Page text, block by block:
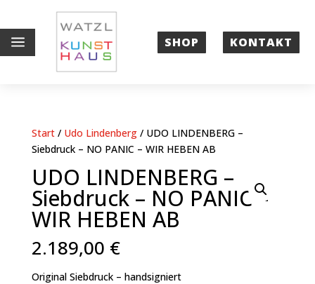
a SHOP KONTAKT
Start/ Udo Lindenberg/ UDO LINDENBERG –
Siebdruck – NO PANIC – WIR HEBEN AB
UDO LINDENBERG –
Siebdruck – NO PANIC –
WIR HEBEN AB
2.189,00 €
Original Siebdruck– handsigniert